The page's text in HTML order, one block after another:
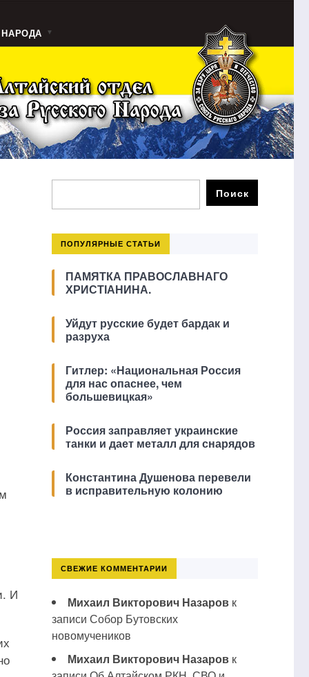
И
ПОПУЛЯРНЫЕ СТАТЬИ
ПАМЯТКА ПРАВОСЛАВНАГО
ХРИСТІАНИНА.
Уйдут русские будет бардак и
разруха
Гитлер: «Национальная Россия
для нас опаснее, чем
большевицкая»
Россия заправляет украинские
танки и дает металл для снарядов
Константина Душенова перевели
в исправительную колонию
СВЕЖИЕ КОММЕНТАРИИ
Михаил Викторович Назаровк
записи Собор Бутовских
новомучеников
Михаил Викторович Назаровк